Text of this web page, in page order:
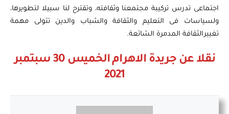
اجتماعى تدرس تركيبة مجتمعنا وثقافته، وتقترح لنا سبيلا لتطويرها،
ولسياسات فى التعليم والثقافة والشباب والدين تتولى مهمة
تغييرالثقافة المدمرة الشائعة.
نقلا عن جريدة الاهرام
الخميس 30 سبتمبر
2021